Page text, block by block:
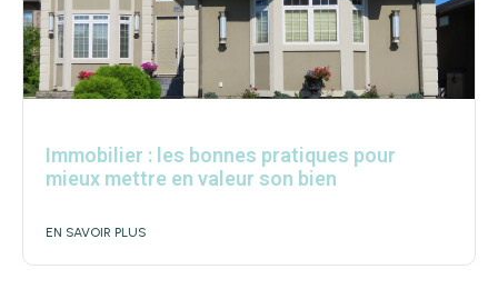
Immobilier : les bonnes pratiques pour
mieux mettre en valeur son bien
EN SAVOIR PLUS